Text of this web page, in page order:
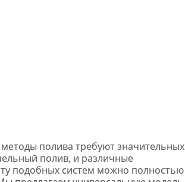
полива требуют значительных
полив, и различные
подобных систем можно полностью